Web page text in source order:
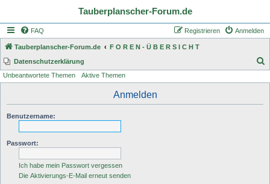
Tauberplanscher-Forum.de
FAQ Anmelden
Registrieren
Tauberplanscher-Forum.de
F O R E N - Ü B E R S I C H T
Datenschutzerklärung
Unbeantwortete Themen Aktive Themen
Anmelden
Benutzername:
Passwort:
Ich habe mein Passwort vergessen
Die Aktivierungs-E-Mail erneut senden